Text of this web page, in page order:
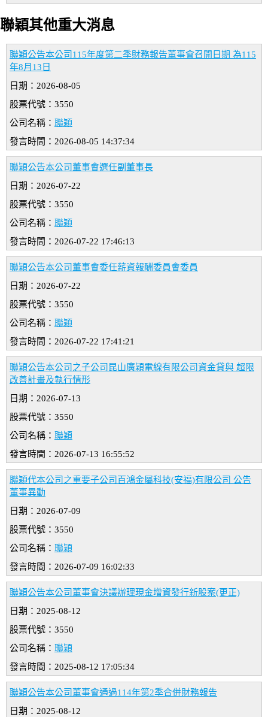
聯穎其他重大消息
聯穎公告本公司115年度第二季財務報告董事會召開日期 為115
年8月13日
日期：2026-08-05
股票代號：3550
公司名稱： 聯穎
發言時間：2026-08-05 14:37:34
聯穎公告本公司董事會選任副董事長
日期：2026-07-22
股票代號：3550
公司名稱： 聯穎
發言時間：2026-07-22 17:46:13
聯穎公告本公司董事會委任薪資報酬委員會委員
日期：2026-07-22
股票代號：3550
公司名稱： 聯穎
發言時間：2026-07-22 17:41:21
聯穎公告本公司之子公司昆山廣穎電線有限公司資金貸與 超限
改善計畫及執行情形
日期：2026-07-13
股票代號：3550
公司名稱： 聯穎
發言時間：2026-07-13 16:55:52
聯穎代本公司之重要子公司百鴻金屬科技(安福)有限公司 公告
董事異動
日期：2026-07-09
股票代號：3550
公司名稱： 聯穎
發言時間：2026-07-09 16:02:33
聯穎公告本公司董事會決議辦理現金增資發行新股案(更正)
日期：2025-08-12
股票代號：3550
公司名稱： 聯穎
發言時間：2025-08-12 17:05:34
聯穎公告本公司董事會通過114年第2季合併財務報告
日期：2025-08-12